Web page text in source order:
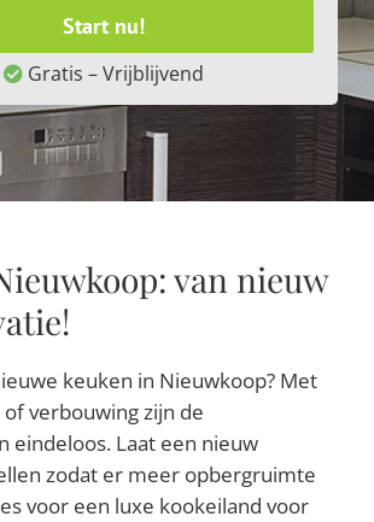
Start nu!
Gratis – Vrijblijvend
van nieuw
keuken in Nieuwkoop? Met
verbouwing zijn de
eindeloos. Laat een nieuw
zodat er meer opbergruimte
voor een luxe kookeiland voor